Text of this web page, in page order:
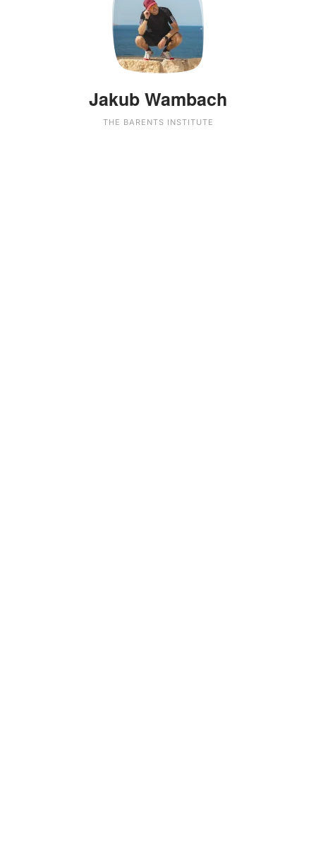
Jakub Wambach
THE BARENTS INSTITUTE